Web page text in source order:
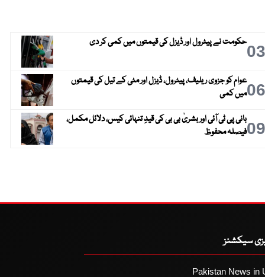
03حکومت نے پیٹرول اور ڈیزل کی قیمتوں میں کمی کر دی
06عوام کو جزوی ریلیف، پیٹرول، ڈیزل اور مٹی کے تیل کی قیمتوں
میں کمی
09بانی پی ٹی آئی اور بشریٰ بی بی کی قیدِ تنہائی کیس، دلائل مکمل،
فیصلہ محفوظ
سیکشنز
Pakistan News in